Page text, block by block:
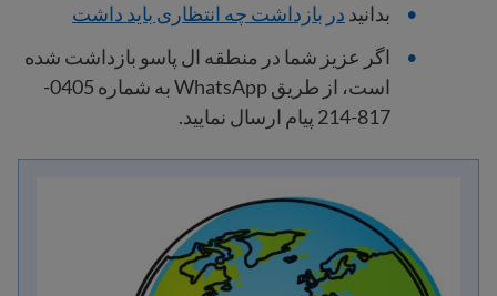
بدانید در بازداشت چه انتظاری باید داشت
اگر عزیز شما در منطقه ال پاسو بازداشت شده
است، از طریق WhatsApp به شماره 0405-
817-214 پیام ارسال نمایید.